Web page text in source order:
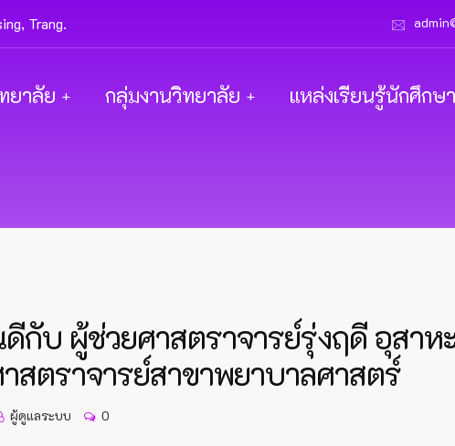
Trang.
ยาลัย กลุ่มงานวิทยาลัย แหล่งเรียนรู้นักศึกษา
กับ ผู้ช่วยศาสตราจารย์รุ่งฤดี อุสา
สตราจารย์สาขาพยาบาลศาสตร์
ผู้ดูแลระบบ 0